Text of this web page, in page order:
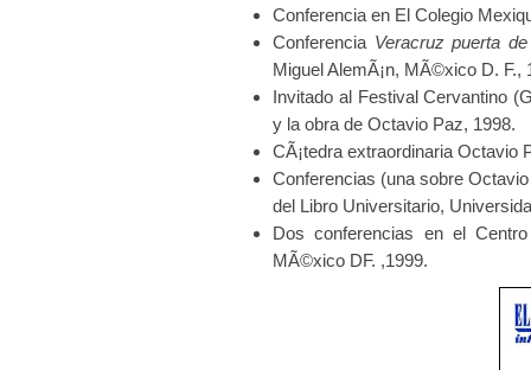
Conferencia en El Colegio
Conferencia Veracruz puerta
Miguel AlemÃ¡n, MÃ©xico D. F.,
Invitado al Festival Cervantino
y la obra de Octavio Paz, 1998.
CÃ¡tedra extraordinaria Octavio
Conferencias (una sobre
del Libro Universitario,
Dos conferencias en el
MÃ©xico DF. ,1999.